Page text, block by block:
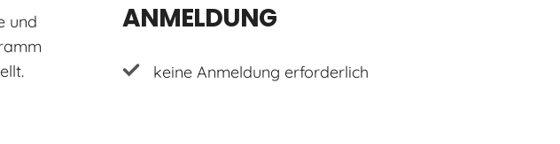
und
ANMELDUNG
keine Anmeldung erforderlich